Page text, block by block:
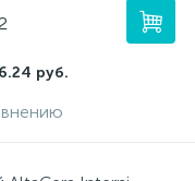
руб.